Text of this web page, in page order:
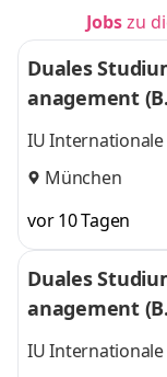
Jobszu
Duales
anagement
IU
München
vor 10 Tagen
Duales
anagement
IU